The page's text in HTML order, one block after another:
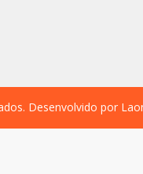
Desenvolvido por